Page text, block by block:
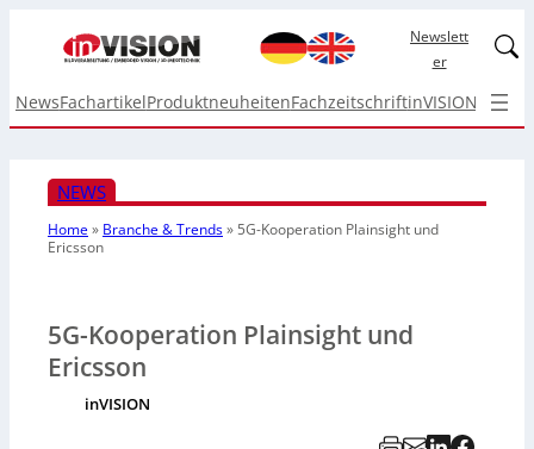
Newslett
er
NewsFachartikelProduktneuheitenFachzeitschriftinVISION Top
NEWS
Home» Branche & Trends» 5G-Kooperation Plainsight und
Ericsson
5G-Kooperation Plainsight und
Ericsson
inVISION